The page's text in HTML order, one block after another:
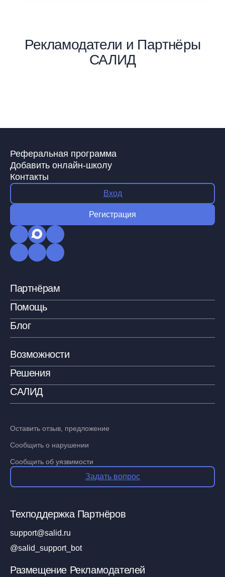
Рекламодатели и Партнёры
САЛИД
Реферальная программа
Добавить онлайн-школу
Контакты
Вход
Регистрация
Партнёрам
Помощь
Блог
Возможности
Решения
САЛИД
Оставить отзыв, предложение
Сообщить о нарушении
Сообщить об уязвимости
Задать вопрос
Техподдержка Партнёров
support@salid.ru
@salid_support_bot
Размещение Рекламодателей